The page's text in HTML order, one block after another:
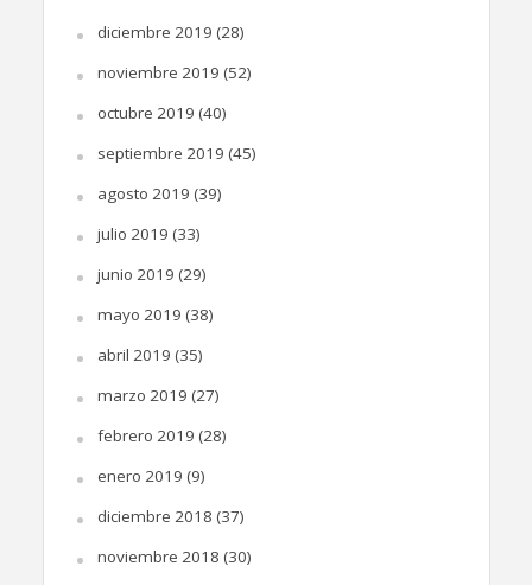
diciembre 2019 (28)
noviembre 2019 (52)
octubre 2019 (40)
septiembre 2019 (45)
agosto 2019 (39)
julio 2019 (33)
junio 2019 (29)
mayo 2019 (38)
abril 2019 (35)
marzo 2019 (27)
febrero 2019 (28)
enero 2019 (9)
diciembre 2018 (37)
noviembre 2018 (30)